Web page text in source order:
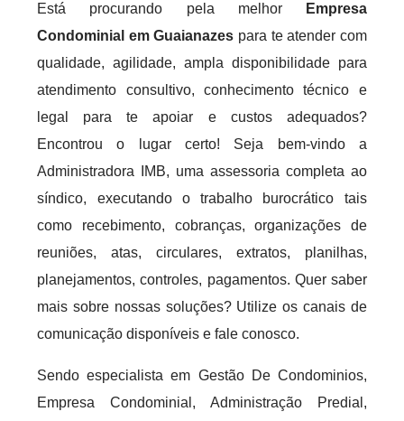
Está procurando pela melhor
Empresa
Condominial em Guaianazes para te atender com
qualidade, agilidade, ampla disponibilidade para
atendimento consultivo, conhecimento técnico e
legal para te apoiar e custos adequados?
Encontrou o lugar certo! Seja bem-vindo a
Administradora IMB, uma assessoria completa ao
síndico, executando o trabalho burocrático tais
como recebimento, cobranças, organizações de
reuniões, atas, circulares, extratos, planilhas,
planejamentos, controles, pagamentos. Quer saber
mais sobre nossas soluções? Utilize os canais de
comunicação disponíveis e fale conosco.
Sendo especialista em Gestão De Condominios,
Empresa Condominial, Administração Predial,